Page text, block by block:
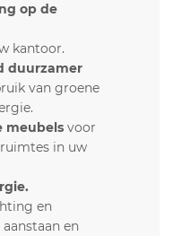
op de
kantoor.
duurzamer
van groene
meubels voor
in uw
en
en